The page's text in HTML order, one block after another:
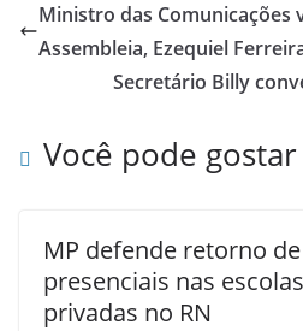
Ministro das Comunicações
Assembleia, Ezequiel
Secretário Billy
Você pode
MP defende retorno
presenciais nas
privadas no RN